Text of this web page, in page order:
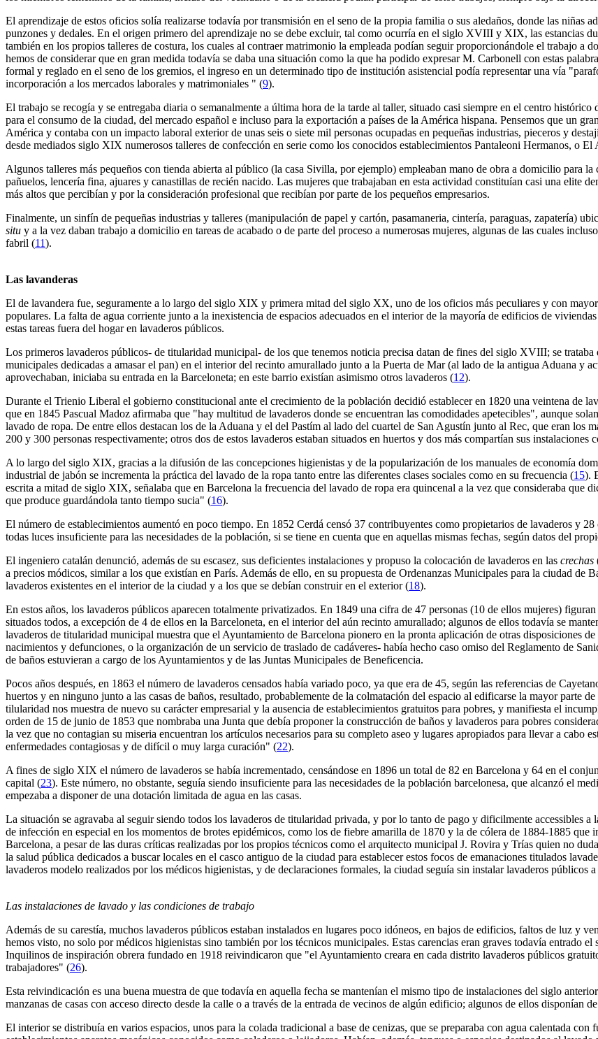
El aprendizaje de estos oficios solía realizarse todavía por transmisión en el seno de la propia familia o sus aledaños, donde las niñas
punzones y dedales. En el origen primero del aprendizaje no se debe excluir, tal como ocurría en el siglo XVIII y XIX, las estancias
también en los propios talleres de costura, los cuales al contraer matrimonio la empleada podían seguir proporcionándole el trabajo a
hemos de considerar que en gran medida todavía se daba una situación como la que ha podido expresar M. Carbonell con estas
formal y reglado en el seno de los gremios, el ingreso en un determinado tipo de institución asistencial podía representar una vía
incorporación a los mercados laborales y matrimoniales " (9).
El trabajo se recogía y se entregaba diaria o semanalmente a última hora de la tarde al taller, situado casi siempre en el centro
para el consumo de la ciudad, del mercado español e incluso para la exportación a países de la América hispana. Pensemos que un
América y contaba con un impacto laboral exterior de unas seis o siete mil personas ocupadas en pequeñas industrias, pieceros y
desde mediados siglo XIX numerosos talleres de confección en serie como los conocidos establecimientos Pantaleoni Hermanos, o El
Algunos talleres más pequeños con tienda abierta al público (la casa Sivilla, por ejemplo) empleaban mano de obra a domicilio para
pañuelos, lencería fina, ajuares y canastillas de recién nacido. Las mujeres que trabajaban en esta actividad constituían casi una elite
más altos que percibían y por la consideración profesional que recibían por parte de los pequeños empresarios.
Finalmente, un sinfín de pequeñas industrias y talleres (manipulación de papel y cartón, pasamaneria, cintería, paraguas, zapatería)
situ y a la vez daban trabajo a domicilio en tareas de acabado o de parte del proceso a numerosas mujeres, algunas de las cuales
fabril (11).
Las lavanderas
El de lavandera fue, seguramente a lo largo del siglo XIX y primera mitad del siglo XX, uno de los oficios más peculiares y con
populares. La falta de agua corriente junto a la inexistencia de espacios adecuados en el interior de la mayoría de edificios de
estas tareas fuera del hogar en lavaderos públicos.
Los primeros lavaderos públicos- de titularidad municipal- de los que tenemos noticia precisa datan de fines del siglo XVIII; se trataba
municipales dedicadas a amasar el pan) en el interior del recinto amurallado junto a la Puerta de Mar (al lado de la antigua Aduana y
aprovechaban, iniciaba su entrada en la Barceloneta; en este barrio existían asimismo otros lavaderos (12).
Durante el Trienio Liberal el gobierno constitucional ante el crecimiento de la población decidió establecer en 1820 una veintena de
que en 1845 Pascual Madoz afirmaba que "hay multitud de lavaderos donde se encuentran las comodidades apetecibles", aunque
lavado de ropa. De entre ellos destacan los de la Aduana y el del Pastím al lado del cuartel de San Agustín junto al Rec, que eran los
200 y 300 personas respectivamente; otros dos de estos lavaderos estaban situados en huertos y dos más compartían sus instalaciones
A lo largo del siglo XIX, gracias a la difusión de las concepciones higienistas y de la popularización de los manuales de economía
industrial de jabón se incrementa la práctica del lavado de la ropa tanto entre las diferentes clases sociales como en su frecuencia (15).
escrita a mitad de siglo XIX, señalaba que en Barcelona la frecuencia del lavado de ropa era quincenal a la vez que consideraba que
que produce guardándola tanto tiempo sucia" (16).
El número de establecimientos aumentó en poco tiempo. En 1852 Cerdá censó 37 contribuyentes como propietarios de lavaderos y
todas luces insuficiente para las necesidades de la población, si se tiene en cuenta que en aquellas mismas fechas, según datos del
El ingeniero catalán denunció, además de su escasez, sus deficientes instalaciones y propuso la colocación de lavaderos en las crechas
a precios módicos, similar a los que existían en París. Además de ello, en su propuesta de Ordenanzas Municipales para la ciudad de
lavaderos existentes en el interior de la ciudad y a los que se debían construir en el exterior (18).
En estos años, los lavaderos públicos aparecen totalmente privatizados. En 1849 una cifra de 47 personas (10 de ellos mujeres)
situados todos, a excepción de 4 de ellos en la Barceloneta, en el interior del aún recinto amurallado; algunos de ellos todavía se
lavaderos de titularidad municipal muestra que el Ayuntamiento de Barcelona pionero en la pronta aplicación de otras disposiciones
nacimientos y defunciones, o la organización de un servicio de traslado de cadáveres- había hecho caso omiso del Reglamento de
de baños estuvieran a cargo de los Ayuntamientos y de las Juntas Municipales de Beneficencia.
Pocos años después, en 1863 el número de lavaderos censados había variado poco, ya que era de 45, según las referencias de
huertos y en ninguno junto a las casas de baños, resultado, probablemente de la colmatación del espacio al edificarse la mayor parte
tilularidad nos muestra de nuevo su carácter empresarial y la ausencia de establecimientos gratuitos para pobres, y manifiesta el
orden de 15 de junio de 1853 que nombraba una Junta que debía proponer la construcción de baños y lavaderos para pobres
la vez que no contagian su miseria encuentran los artículos necesarios para su completo aseo y lugares apropiados para llevar a cabo
enfermedades contagiosas y de difícil o muy larga curación" (22).
A fines de siglo XIX el número de lavaderos se había incrementado, censándose en 1896 un total de 82 en Barcelona y 64 en el
capital (23). Este número, no obstante, seguía siendo insuficiente para las necesidades de la población barcelonesa, que alcanzó el
empezaba a disponer de una dotación limitada de agua en las casas.
La situación se agravaba al seguir siendo todos los lavaderos de titularidad privada, y por lo tanto de pago y dificilmente accessibles a
de infección en especial en los momentos de brotes epidémicos, como los de fiebre amarilla de 1870 y la de cólera de 1884-1885
Barcelona, a pesar de las duras críticas realizadas por los propios técnicos como el arquitecto municipal J. Rovira y Trías quien no
la salud pública dedicados a buscar locales en el casco antiguo de la ciudad para establecer estos focos de emanaciones titulados
lavaderos modelo realizados por los médicos higienistas, y de declaraciones formales, la ciudad seguía sin instalar lavaderos públicos
Las instalaciones de lavado y las condiciones de trabajo
Además de su carestía, muchos lavaderos públicos estaban instalados en lugares poco idóneos, en bajos de edificios, faltos de luz y
hemos visto, no solo por médicos higienistas sino también por los técnicos municipales. Estas carencias eran graves todavía entrado
Inquilinos de inspiración obrera fundado en 1918 reivindicaron que "el Ayuntamiento creara en cada distrito lavaderos públicos
trabajadores" (26).
Esta reivindicación es una buena muestra de que todavía en aquella fecha se mantenían el mismo tipo de instalaciones del siglo
manzanas de casas con acceso directo desde la calle o a través de la entrada de vecinos de algún edificio; algunos de ellos disponían
El interior se distribuía en varios espacios, unos para la colada tradicional a base de cenizas, que se preparaba con agua calentada